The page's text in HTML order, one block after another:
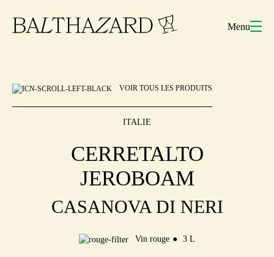
Menu
VOIR TOUS LES PRODUITS
ITALIE
CERRETALTO
JEROBOAM
CASANOVA DI NERI
Vin rouge 3 L